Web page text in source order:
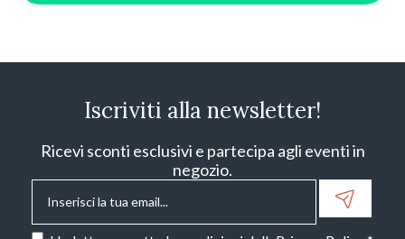
Iscriviti alla newsletter!
Ricevi sconti esclusivi e partecipa agli eventi in
negozio.
Email*
Consenso*